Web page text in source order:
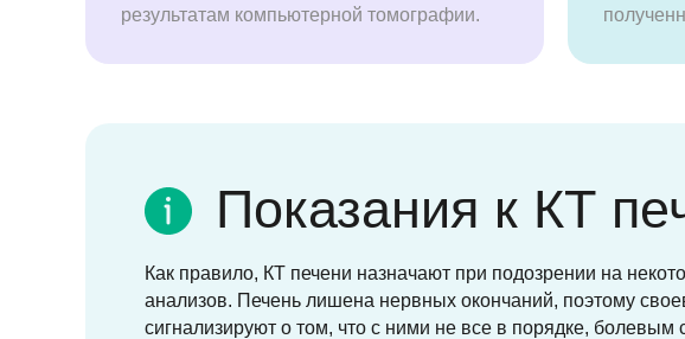
результатам компьютерной томографии.
Показания к КТ
Как правило, КТ печени назначают при подозрении на
анализов. Печень лишена нервных окончаний, поэтому
сигнализируют о том, что с ними не все в порядке,